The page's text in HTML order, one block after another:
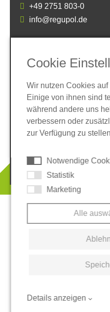
+49 2751 803-0
info@regupol.de
SOCIAL MEDIA
© 2026 REGUPOL
Cookie
Wir nutzen Cookies
Einige von ihnen sind
während andere uns
verbessern oder
zur Verfügung zu
Notwendige
Statistik
Marketing
Alle
Details anzeigen